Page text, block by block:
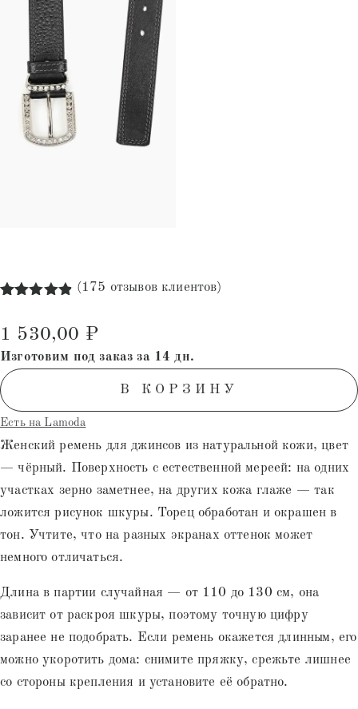
на основе
опроса
пользователей
(175 отзывов клиентов)
1 530,00 ₽
Изготовим под заказ за 14 дн.
В КОРЗИНУ
Есть на Lamoda
Женский ремень для джинсов из натуральной кожи, цвет
— чёрный. Поверхность с естественной мереей: на одних
участках зерно заметнее, на других кожа глаже — так
ложится рисунок шкуры. Торец обработан и окрашен в
тон. Учтите, что на разных экранах оттенок может
немного отличаться.
Длина в партии случайная — от 110 до 130 см, она
зависит от раскроя шкуры, поэтому точную цифру
заранее не подобрать. Если ремень окажется длинным, его
можно укоротить дома: снимите пряжку, срежьте лишнее
со стороны крепления и установите её обратно.